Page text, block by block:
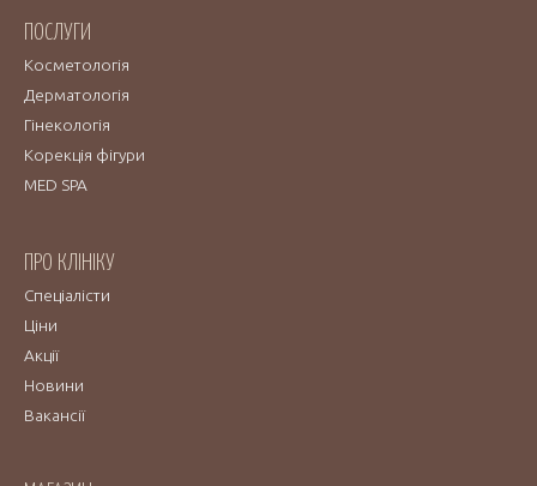
ПОСЛУГИ
Косметологія
Дерматологія
Гінекологія
Корекція фігури
MED SPA
ПРО КЛІНІКУ
Спеціалісти
Ціни
Акції
Новини
Вакансії